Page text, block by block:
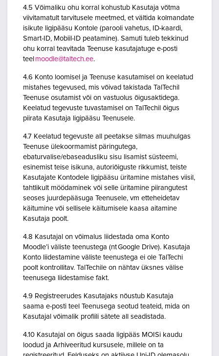
4.5 Võimaliku ohu korral kohustub Kasutaja võtma
viivitamatult tarvitusele meetmed, et vältida kolmandate
isikute ligipääsu Kontole (parooli vahetus, ID-kaardi,
Smart-ID, Mobiil-ID peatamine). Samuti tuleb tekkinud
ohu korral teavitada Teenuse kasutajatuge e-posti
teel moodle@taltech.ee.
4.6 Konto loomisel ja Teenuse kasutamisel on keelatud
mistahes tegevused, mis võivad takistada TalTechil
Teenuse osutamist või on vastuolus õigusaktidega.
Keelatud tegevuste tuvastamisel on TalTechil õigus
piirata Kasutaja ligipääsu Teenusele.
4.7 Keelatud tegevuste all peetakse silmas muuhulgas
Teenuse ülekoormamist päringutega,
ebaturvalise/ebaseadusliku sisu lisamist süsteemi,
esinemist teise isikuna, autoriõiguste rikkumist, teiste
Kasutajate Kontodele ligipääsu üritamine mistahes viisil,
tahtlikult möödaminek või selle üritamine piirangutest
seoses juurdepääsuga Teenusele, vm etteheidetav
käitumine või sellisele käitumisele kaasa aitamine
Kasutaja poolt.
4.8 Kasutajal on võimalus liidestada oma Konto
Moodle’i väliste teenustega (nt Google Drive). Kasutaja
Konto liidestamine väliste teenustega ei ole TalTechi
poolt kontrollitav. TalTechile on nähtav üksnes välise
teenusega liidestamise fakt.
4.9 Registreerudes Kasutajaks nõustub Kasutaja
saama e-posti teel Teenusega seotud teateid, mida on
Kasutajal võimalik profiili sätete all seadistada.
4.10 Kasutajal on õigus saada ligipääs MOISi kaudu
loodud ja Arhiveeritud kursusele, millele on ta